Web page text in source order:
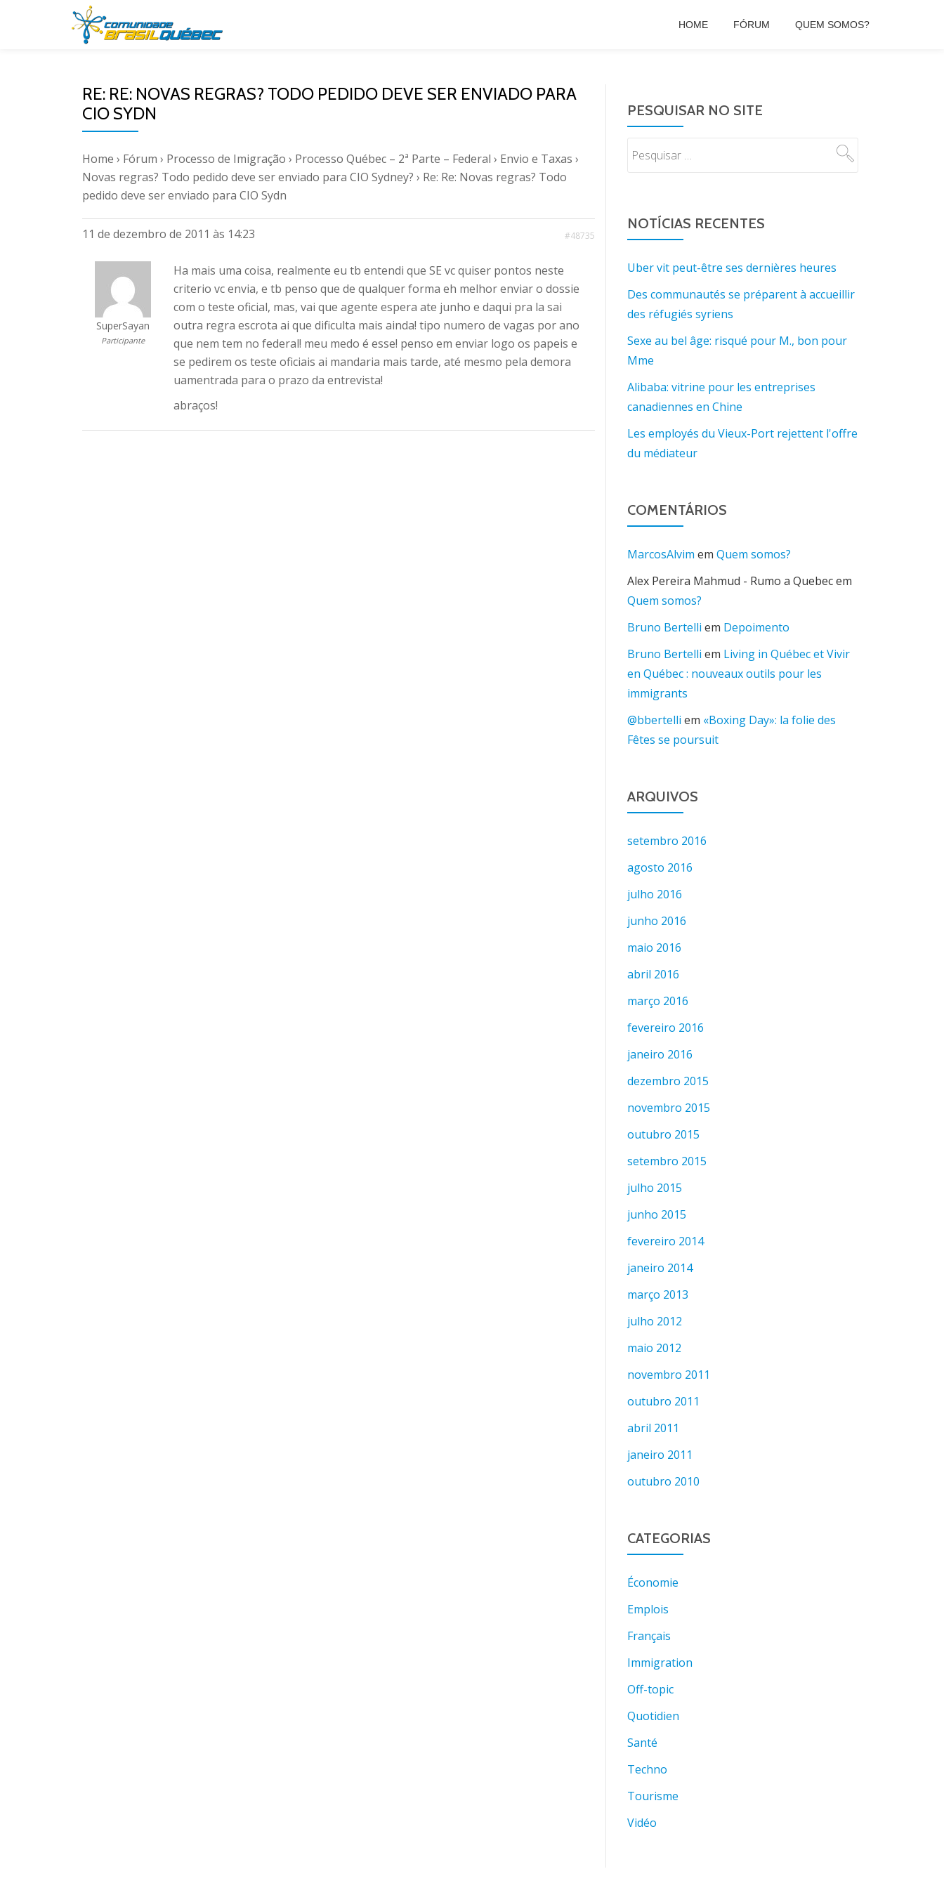
HOME FÓRUM QUEM SOMOS?
RE: RE: NOVAS REGRAS? TODO PEDIDO DEVE SER ENVIADO PARA
CIO SYDN
Home › Fórum › Processo de Imigração › Processo Québec – 2ª Parte – Federal › Envio e Taxas ›
Novas regras? Todo pedido deve ser enviado para CIO Sydney? › Re: Re: Novas regras? Todo
pedido deve ser enviado para CIO Sydn
11 de dezembro de 2011 às 14:23 #48735
SuperSayan
Participante
Ha mais uma coisa, realmente eu tb entendi que SE vc quiser pontos neste
criterio vc envia, e tb penso que de qualquer forma eh melhor enviar o dossie
com o teste oficial, mas, vai que agente espera ate junho e daqui pra la sai
outra regra escrota ai que dificulta mais ainda! tipo numero de vagas por ano
que nem tem no federal! meu medo é esse! penso em enviar logo os papeis e
se pedirem os teste oficiais ai mandaria mais tarde, até mesmo pela demora
uamentrada para o prazo da entrevista!
abraços!
PESQUISAR NO SITE
NOTÍCIAS RECENTES
Uber vit peut-être ses dernières heures
Des communautés se préparent à accueillir
des réfugiés syriens
Sexe au bel âge: risqué pour M., bon pour
Mme
Alibaba: vitrine pour les entreprises
canadiennes en Chine
Les employés du Vieux-Port rejettent l'offre
du médiateur
COMENTÁRIOS
MarcosAlvim em Quem somos?
Alex Pereira Mahmud - Rumo a Quebecem
Quem somos?
Bruno Bertelli em Depoimento
Bruno Bertelli em Living in Québec et Vivir
en Québec : nouveaux outils pour les
immigrants
@bbertelli em «Boxing Day»: la folie des
Fêtes se poursuit
ARQUIVOS
setembro 2016
agosto 2016
julho 2016
junho 2016
maio 2016
abril 2016
março 2016
fevereiro 2016
janeiro 2016
dezembro 2015
novembro 2015
outubro 2015
setembro 2015
julho 2015
junho 2015
fevereiro 2014
janeiro 2014
março 2013
julho 2012
maio 2012
novembro 2011
outubro 2011
abril 2011
janeiro 2011
outubro 2010
CATEGORIAS
Économie
Emplois
Français
Immigration
Off-topic
Quotidien
Santé
Techno
Tourisme
Vidéo